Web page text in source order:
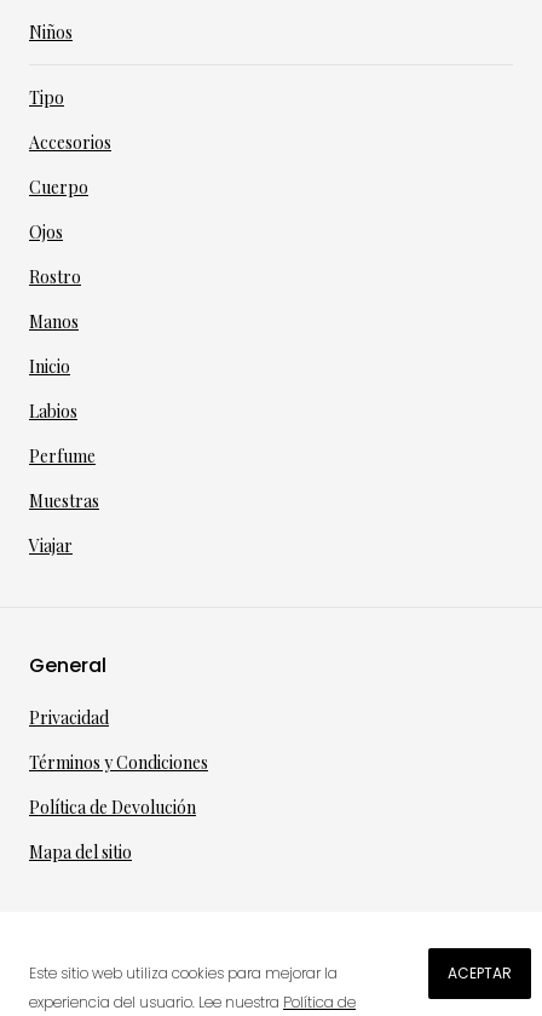
Niños
Tipo
Accesorios
Cuerpo
Ojos
Rostro
Manos
Inicio
Labios
Perfume
Muestras
Viajar
General
Privacidad
Términos y Condiciones
Política de Devolución
Mapa del sitio
© 2026 per toi gmbh
Este sitio web utiliza cookies para mejorar la
experiencia del usuario. Lee nuestra Política de
ACEPTAR